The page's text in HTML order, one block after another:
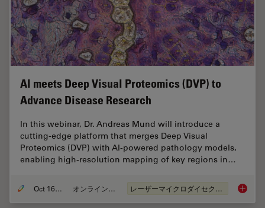
AI meets Deep Visual Proteomics (DVP) to
Advance Disease Research
In this webinar, Dr. Andreas Mund will introduce a
cutting-edge platform that merges Deep Visual
Proteomics (DVP) with AI-powered pathology models,
enabling high-resolution mapping of key regions in…
Oct 16, 2025 オンラインセミナー レーザーマイクロダイセクション（LMD） AI